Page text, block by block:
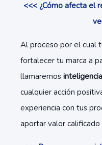
<<< ¿Cómo afecta el
Al proceso por el cual
fortalecer tu marca a
llamaremos
cualquier acción
experiencia con tus
aportar valor